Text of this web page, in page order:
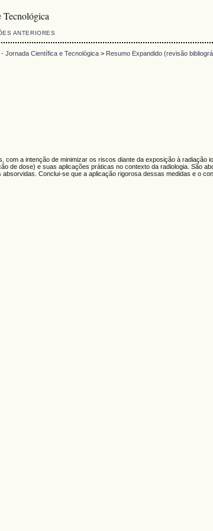
ANTERIORES
Jornada Científica e Tecnológica> Resumo Expandido (revisão
a intenção de minimizar os riscos diante da exposição à
de dose) e suas aplicações práticas no contexto da radiologia. São
Conclui-se que a aplicação rigorosa dessas medidas e o